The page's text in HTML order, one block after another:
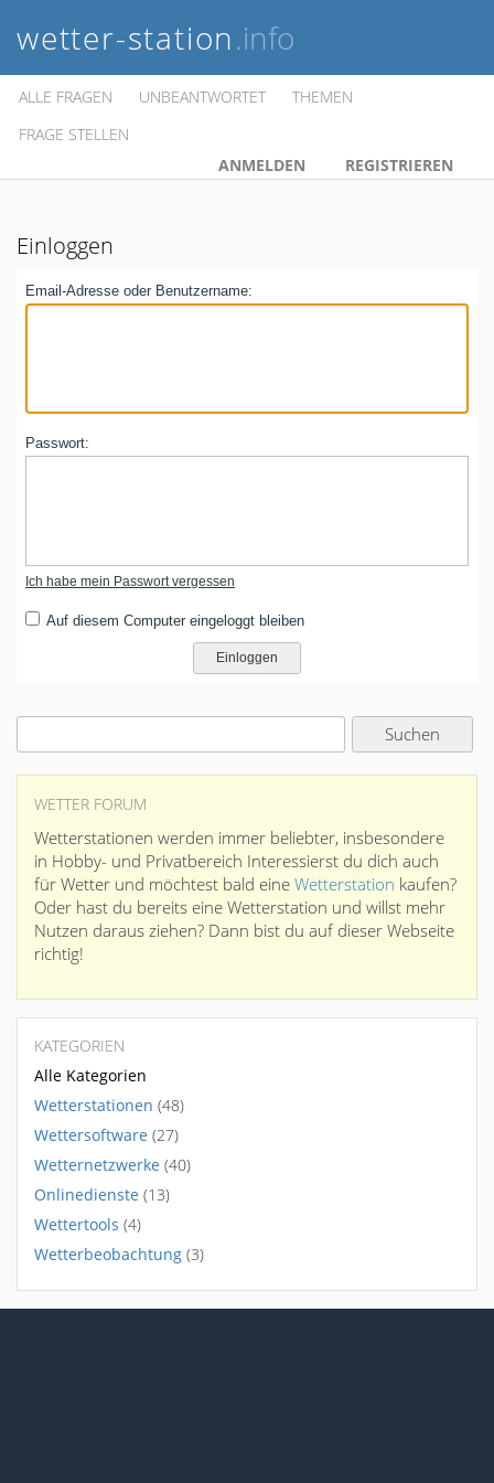
wetter-station.info
ALLE FRAGEN UNBEANTWORTET
THEMEN
FRAGE STELLEN
ANMELDEN
REGISTRIEREN
Einloggen
Email-Adresse oder Benutzername:
Passwort:
Ich habe mein Passwort vergessen
Auf diesem Computer eingeloggt bleiben
WETTER FORUM
Wetterstationen werden immer beliebter, insbesondere
in Hobby- und Privatbereich Interessierst du dich auch
für Wetter und möchtest bald eine Wetterstation kaufen?
Oder hast du bereits eine Wetterstation und willst mehr
Nutzen daraus ziehen? Dann bist du auf dieser Webseite
richtig!
KATEGORIEN
Alle Kategorien
Wetterstationen (48)
Wettersoftware (27)
Wetternetzwerke (40)
Onlinedienste (13)
Wettertools (4)
Wetterbeobachtung (3)